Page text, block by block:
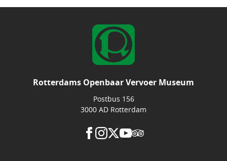
Rotterdams Openbaar Vervoer Museum
Postbus 156
3000 AD Rotterdam